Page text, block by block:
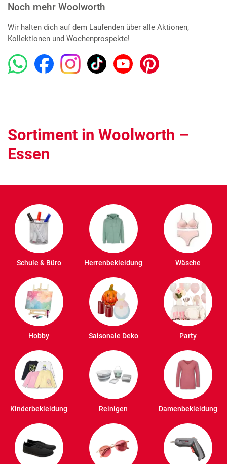
Noch mehr Woolworth
Wir halten dich auf dem Laufenden über alle Aktionen,
Kollektionen und Wochenprospekte!
Sortiment in Woolworth –
Essen
Schule & Büro Herrenbekleidung Wäsche
Hobby Saisonale Deko Party
Kinderbekleidung Reinigen Damenbekleidung